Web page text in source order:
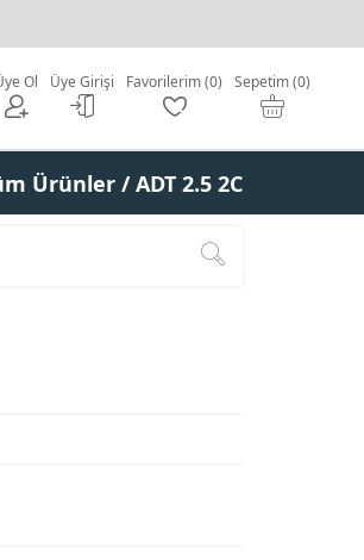
Ol Üye Girişi Favorilerim (0) Sepetim (0)
Ürünler / ADT 2.5 2C